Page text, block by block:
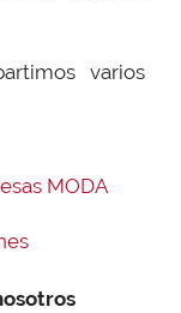
varios
MODA